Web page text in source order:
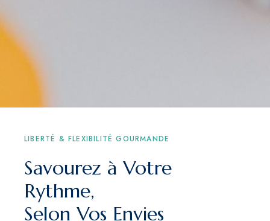
LIBERTÉ & FLEXIBILITÉ GOURMANDE
Savourez à Votre
Rythme,
Selon Vos Envies